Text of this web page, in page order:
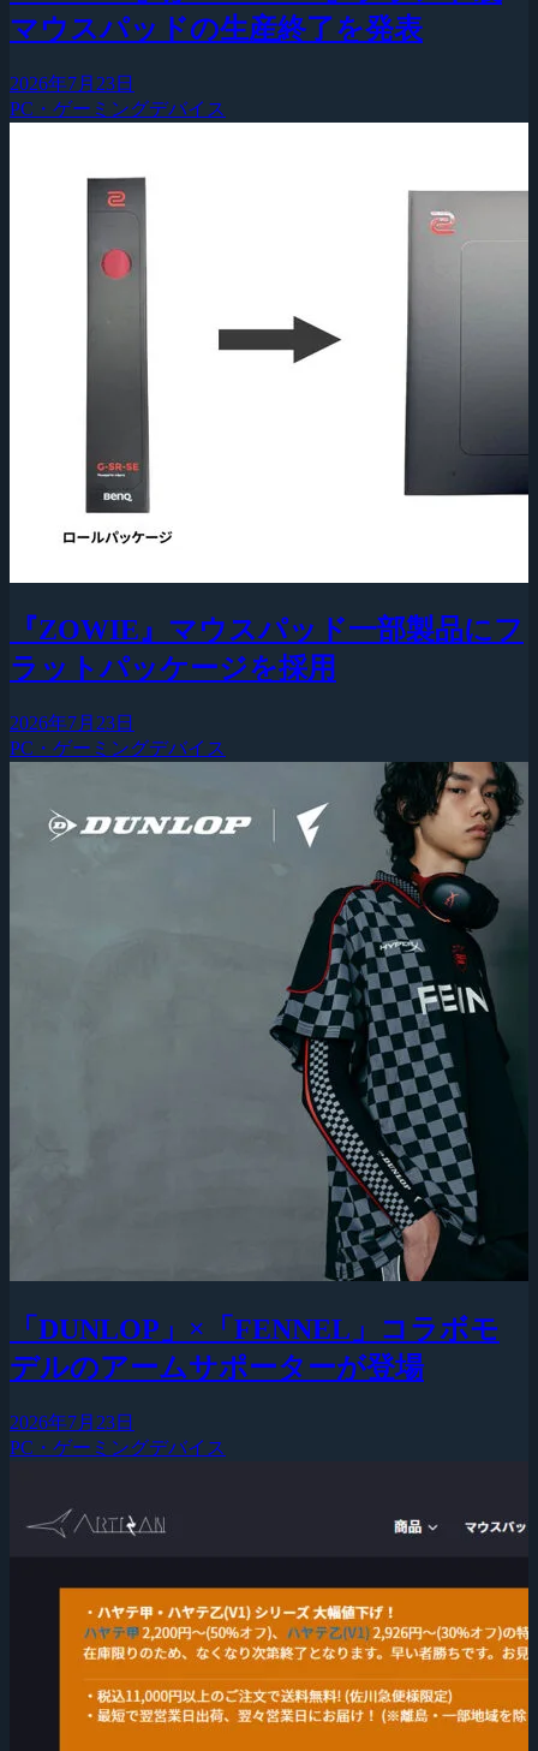
マウスパッドの生産終了を発表
2026年7月23日
PC・ゲーミングデバイス
『ZOWIE』マウスパッド一部製品にフ
ラットパッケージを採用
2026年7月23日
PC・ゲーミングデバイス
「DUNLOP」×「FENNEL」コラボモ
デルのアームサポーターが登場
2026年7月23日
PC・ゲーミングデバイス